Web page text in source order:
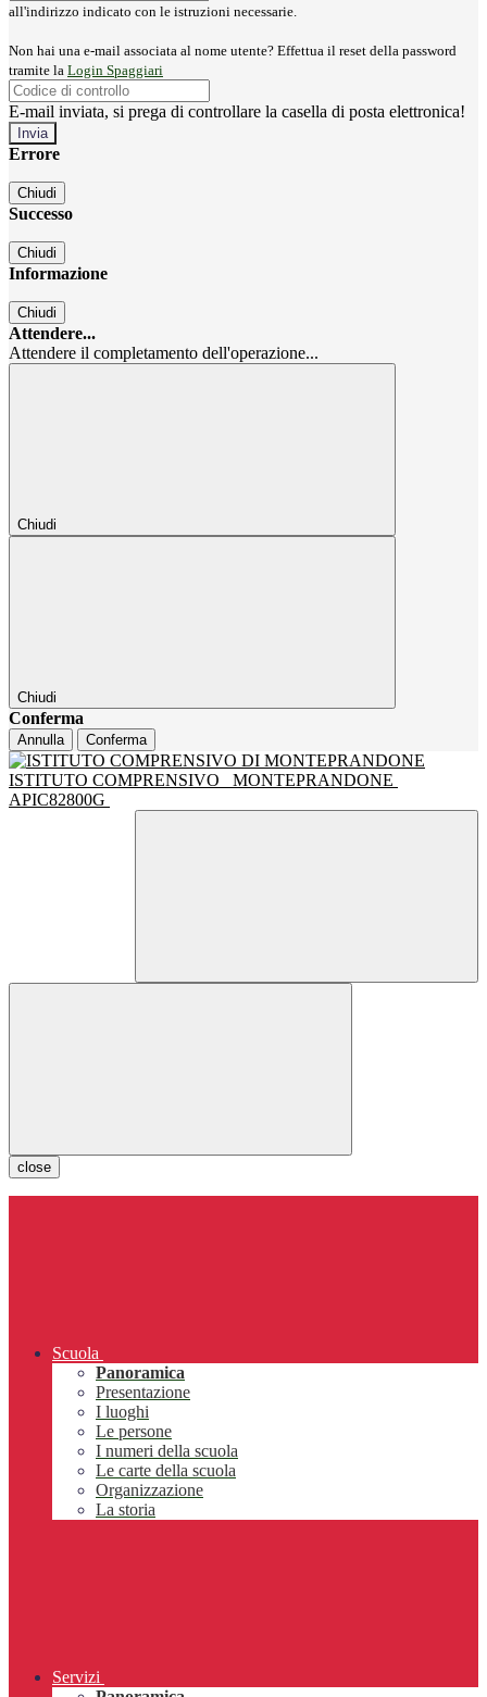
all'indirizzo indicato con le istruzioni necessarie.
Non hai una e-mail associata al nome utente? Effettua il reset della password
tramite la Login Spaggiari
E-mail inviata, si prega di controllare la casella di posta elettronica!
Errore
Chiudi
Successo
Chiudi
Informazione
Chiudi
Attendere...
Attendere il completamento dell'operazione...
Chiudi
Chiudi
Conferma
Annulla Conferma
ISTITUTO COMPRENSIVO
MONTEPRANDONE
APIC82800G
close
Scuola
Panoramica
Presentazione
I luoghi
Le persone
I numeri della scuola
Le carte della scuola
Organizzazione
La storia
Servizi